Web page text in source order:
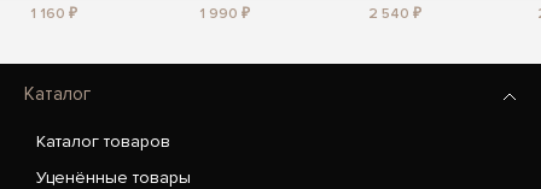
1 160 ₽
1 990 ₽
2 540 ₽
Каталог
Каталог товаров
Уценённые товары